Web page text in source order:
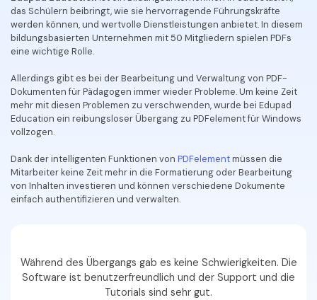
PDF OCR
PDF-Daten extrahieren
PDF freigeben
eSign PDFs rechtmäßig Neu
Branchen
IT-Dienstleistung
Rechtliches
Regierung
Kontakt zum Support
Was ist NEU
PDFelement für Windows
PDFelement für Mac
PDFelement für Android
Mehr erfahren
Kostenlose PDF-Vorlagen
Bearbeiten, Drucken und Anpassen von kostenlosen Vorlagen.
das Schülern beibringt, wie sie hervorragende Führungskräfte
werden können, und wertvolle Dienstleistungen anbietet. In diesem
bildungsbasierten Unternehmen mit 50 Mitgliedern spielen PDFs
eine wichtige Rolle.
Allerdings gibt es bei der Bearbeitung und Verwaltung von PDF-
Dokumenten für Pädagogen immer wieder Probleme. Um keine Zeit
mehr mit diesen Problemen zu verschwenden, wurde bei Edupad
Education ein reibungsloser Übergang zu PDFelement für Windows
vollzogen.
Dank der intelligenten Funktionen von PDFelementmüssen die
Mitarbeiter keine Zeit mehr in die Formatierung oder Bearbeitung
von Inhalten investieren und können verschiedene Dokumente
einfach authentifizieren und verwalten.
Während des Übergangs gab es keine Schwierigkeiten. Die
Software ist benutzerfreundlich und der Support und die
Tutorials sind sehr gut.